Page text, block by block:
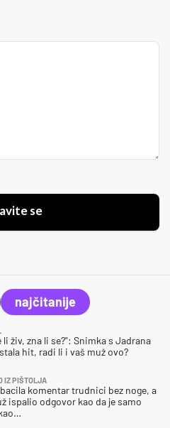
se
najčitanije
li živ, zna li se?": Snimka s Jadrana
hit, radi li i vaš muž ovo?
IZ PIŠTOLJA
komentar trudnici bez noge, a
ispalio odgovor kao da je samo